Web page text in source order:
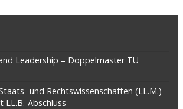
Leadership – Doppelmaster TU
und Rechtswissenschaften (LL.M.)
LL.B.-Abschluss